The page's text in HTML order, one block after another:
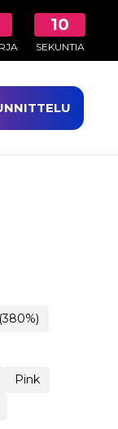
09
SEKUNTIA
Pink